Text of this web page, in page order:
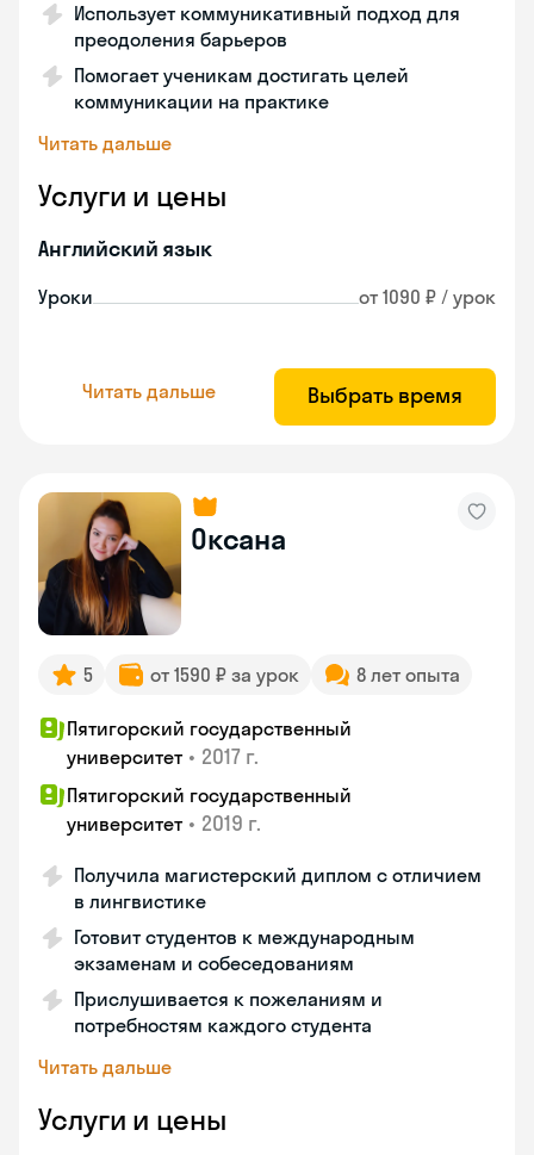
Использует коммуникативный подход для
преодоления барьеров
Помогает ученикам достигать целей
коммуникации на практике
Читать дальше
Услуги и цены
Английский язык
Уроки от 1090 ₽ / урок
Читать дальше Выбрать время
Оксана
5 от 1590 ₽ за урок 8 лет опыта
Пятигорский государственный
университет • 2017 г.
Пятигорский государственный
университет • 2019 г.
Получила магистерский диплом с отличием
в лингвистике
Готовит студентов к международным
экзаменам и собеседованиям
Прислушивается к пожеланиям и
потребностям каждого студента
Читать дальше
Услуги и цены